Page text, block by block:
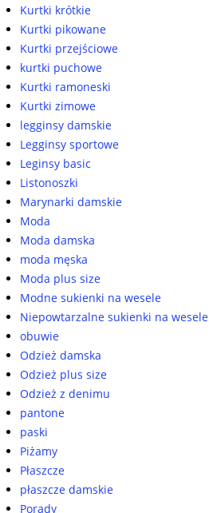
Kurtki krótkie
Kurtki pikowane
Kurtki przejściowe
kurtki puchowe
Kurtki ramoneski
Kurtki zimowe
legginsy damskie
Legginsy sportowe
Leginsy basic
Listonoszki
Marynarki damskie
Moda
Moda damska
moda męska
Moda plus size
Modne sukienki na wesele
Niepowtarzalne sukienki na wesele
obuwie
Odzież damska
Odzież plus size
Odzież z denimu
pantone
paski
Piżamy
Płaszcze
płaszcze damskie
Porady